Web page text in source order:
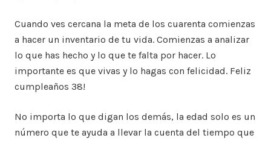
Cuando ves cercana la meta de los cuarenta comienzas
a hacer un inventario de tu vida. Comienzas a analizar
lo que has hecho y lo que te falta por hacer. Lo
importante es que vivas y lo hagas con felicidad. Feliz
cumpleaños 38!
No importa lo que digan los demás, la edad solo es un
número que te ayuda a llevar la cuenta del tiempo que